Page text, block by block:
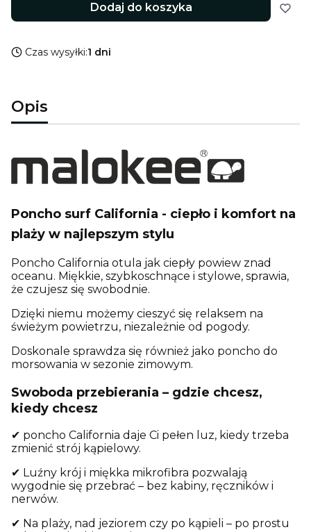
Dodaj do koszyka
Czas wysyłki:1 dni
Opis
Poncho surf California - ciepło i komfort na
plaży w najlepszym stylu
Poncho California otula jak ciepły powiew znad
oceanu. Miękkie, szybkoschnące i stylowe, sprawia,
że czujesz się swobodnie.
Dzięki niemu możemy cieszyć się relaksem na
świeżym powietrzu, niezależnie od pogody.
Doskonale sprawdza się również jako poncho do
morsowania w sezonie zimowym.
Swoboda przebierania – gdzie chcesz,
kiedy chcesz
✔ poncho California daje Ci pełen luz, kiedy trzeba
zmienić strój kąpielowy.
✔ Luźny krój i miękka mikrofibra pozwalają
wygodnie się przebrać – bez kabiny, ręczników i
nerwów.
✔ Na plaży, nad jeziorem czy po kąpieli – po prostu